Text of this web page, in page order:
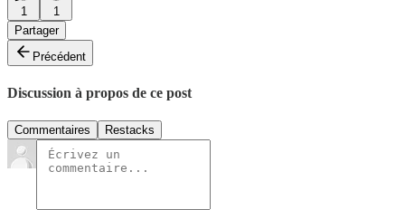
1
1
Partager
Précédent
Discussion à propos de ce post
Commentaires Restacks